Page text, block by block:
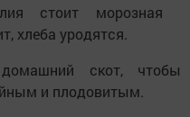
стоит морозная
хлеба уродятся.
домашний скот, чтобы
и плодовитым.